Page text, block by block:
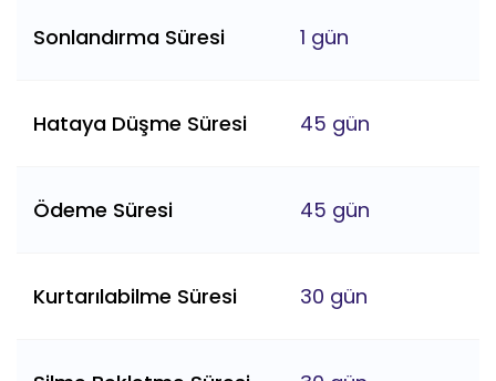
Sonlandırma Süresi 1 gün
Hataya Düşme Süresi 45 gün
Ödeme Süresi 45 gün
Kurtarılabilme Süresi 30 gün